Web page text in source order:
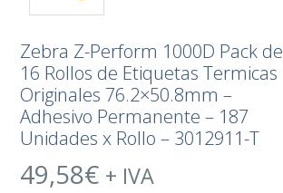
Zebra Z-Perform 1000D Pack de
16 Rollos de Etiquetas Termicas
Originales 76.2×50.8mm –
Adhesivo Permanente – 187
Unidades x Rollo – 3012911-T
49,58€ + IVA